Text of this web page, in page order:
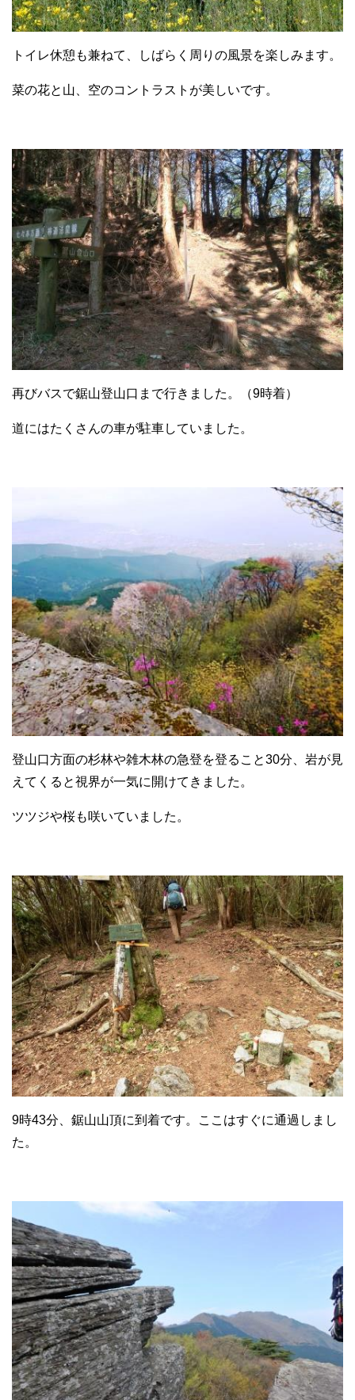
トイレ休憩も兼ねて、しばらく周りの風景を楽しみます。
菜の花と山、空のコントラストが美しいです。
再びバスで鋸山登山口まで行きました。（9時着）
道にはたくさんの車が駐車していました。
登山口方面の杉林や雑木林の急登を登ること30分、岩が見
えてくると視界が一気に開けてきました。
ツツジや桜も咲いていました。
9時43分、鋸山山頂に到着です。ここはすぐに通過しまし
た。